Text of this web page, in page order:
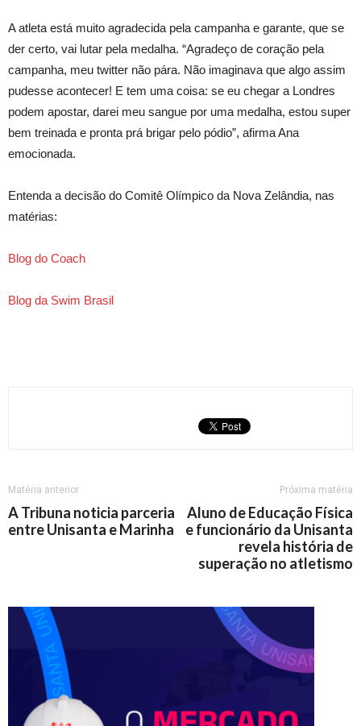
A atleta está muito agradecida pela campanha e garante, que se
der certo, vai lutar pela medalha. “Agradeço de coração pela
campanha, meu twitter não pára. Não imaginava que algo assim
pudesse acontecer! E tem uma coisa: se eu chegar a Londres
podem apostar, darei meu sangue por uma medalha, estou super
bem treinada e pronta prá brigar pelo pódio”, afirma Ana
emocionada.
Entenda a decisão do Comitê Olímpico da Nova Zelândia, nas
matérias:
Blog do Coach
Blog da Swim Brasil
Matéria anterior
A Tribuna noticia parceria
entre Unisanta e Marinha
Próxima matéria
Aluno de Educação Física
e funcionário da Unisanta
revela história de
superação no atletismo